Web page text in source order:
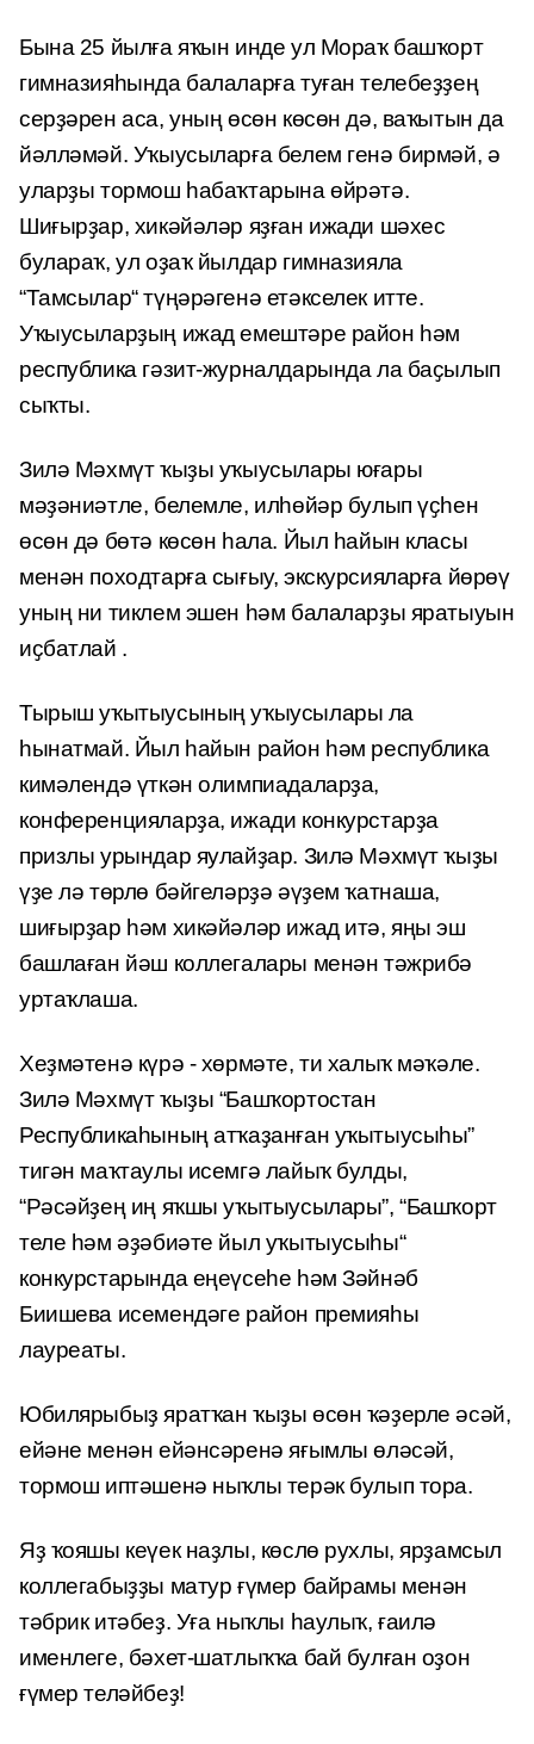
Бына 25 йылға яҡын инде ул Мораҡ башҡорт
гимназияһында балаларға туған телебеҙҙең
серҙәрен аса, уның өсөн көсөн дә, ваҡытын да
йәлләмәй. Уҡыусыларға белем генә бирмәй, ә
уларҙы тормош һабаҡтарына өйрәтә.
Шиғырҙар, хикәйәләр яҙған ижади шәхес
булараҡ, ул оҙаҡ йылдар гимназияла
“Тамсылар“ түңәрәгенә етәкселек итте.
Уҡыусыларҙың ижад емештәре район һәм
республика гәзит-журналдарында ла баҫылып
сыҡты.
Зилә Мәхмүт ҡыҙы уҡыусылары юғары
мәҙәниәтле, белемле, илһөйәр булып үҫһен
өсөн дә бөтә көсөн һала. Йыл һайын класы
менән походтарға сығыу, экскурсияларға йөрөү
уның ни тиклем эшен һәм балаларҙы яратыуын
иҫбатлай .
Тырыш уҡытыусының уҡыусылары ла
һынатмай. Йыл һайын район һәм республика
кимәлендә үткән олимпиадаларҙа,
конференцияларҙа, ижади конкурстарҙа
призлы урындар яулайҙар. Зилә Мәхмүт ҡыҙы
үҙе лә төрлө бәйгеләрҙә әүҙем ҡатнаша,
шиғырҙар һәм хикәйәләр ижад итә, яңы эш
башлаған йәш коллегалары менән тәжрибә
уртаҡлаша.
Хеҙмәтенә күрә - хөрмәте, ти халыҡ мәҡәле.
Зилә Мәхмүт ҡыҙы “Башҡортостан
Республикаһының атҡаҙанған уҡытыусыһы”
тигән маҡтаулы исемгә лайыҡ булды,
“Рәсәйҙең иң яҡшы уҡытыусылары”, “Башҡорт
теле һәм әҙәбиәте йыл уҡытыусыһы“
конкурстарында еңеүсеһе һәм Зәйнәб
Биишева исемендәге район премияһы
лауреаты.
Юбилярыбыҙ яратҡан ҡыҙы өсөн ҡәҙерле әсәй,
ейәне менән ейәнсәренә яғымлы өләсәй,
тормош иптәшенә ныҡлы терәк булып тора.
Яҙ ҡояшы кеүек наҙлы, көслө рухлы, ярҙамсыл
коллегабыҙҙы матур ғүмер байрамы менән
тәбрик итәбеҙ. Уға ныҡлы һаулыҡ, ғаилә
именлеге, бәхет-шатлыҡҡа бай булған оҙон
ғүмер теләйбеҙ!